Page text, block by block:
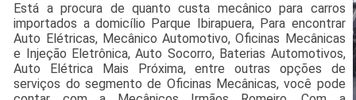
Está a procura de quanto custa mecânico para carros
importados a domicílio Parque Ibirapuera, Para encontrar
Auto Elétricas, Mecânico Automotivo, Oficinas Mecânicas
e Injeção Eletrônica, Auto Socorro, Baterias Automotivos,
Auto Elétrica Mais Próxima, entre outras opções de
serviços do segmento de Oficinas Mecânicas, você pode